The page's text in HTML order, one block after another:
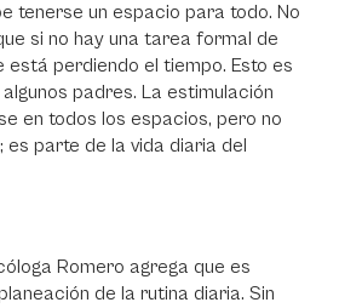
tenerse un espacio para todo. No
si no hay una tarea formal de
está perdiendo el tiempo. Esto es
padres. La estimulación
en todos los espacios, pero no
es parte de la vida diaria del
Romero agrega que es
de la rutina diaria. Sin